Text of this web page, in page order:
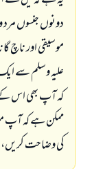
دونوں جنسوں مرد
موسيقى اور ناچ
عليہ وسلم سے
كہ آپ بھى اس كے
ممكن ہے كہ آپ
كى وضاحت كريں،